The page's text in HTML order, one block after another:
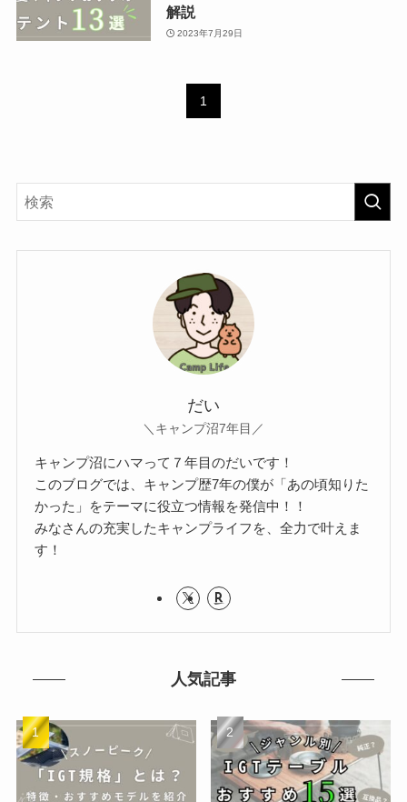
解説
2023年7月29日
1
だい
＼キャンプ沼7年目／
キャンプ沼にハマって７年目のだいです！
このブログでは、キャンプ歴7年の僕が「あの頃知りた
かった」をテーマに役立つ情報を発信中！！
みなさんの充実したキャンプライフを、全力で叶えま
す！
人気記事